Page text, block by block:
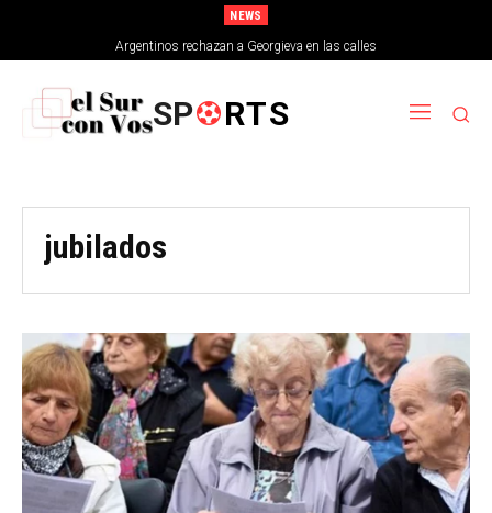
NEWS
Argentinos rechazan a Georgieva en las calles
SP RTS
jubilados